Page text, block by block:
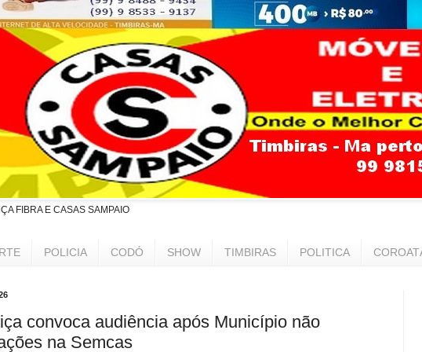
FIBRA E CASAS SAMPAIO
POLICIA CODÓ SHOW TIMBIRAS POLITICA
convoca audiência após Município não
na Semcas